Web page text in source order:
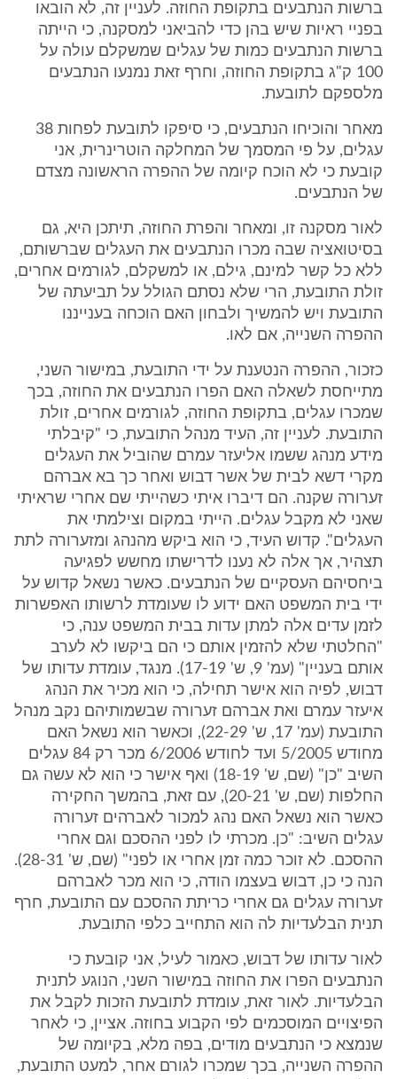
ברשות הנתבעים בתקופת החוזה. לעניין זה, לא הובאו
בפניי ראיות שיש בהן כדי להביאני למסקנה, כי הייתה
ברשות הנתבעים כמות של עגלים שמשקלם עולה על
100 ק"ג בתקופת החוזה, וחרף זאת נמנעו הנתבעים
מלספקם לתובעת.
מאחר והוכיחו הנתבעים, כי סיפקו לתובעת לפחות 38
עגלים, על פי המסמך של המחלקה הוטרינרית, אני
קובעת כי לא הוכח קיומה של ההפרה הראשונה מצדם
של הנתבעים.
לאור מסקנה זו, ומאחר והפרת החוזה, תיתכן היא, גם
בסיטואציה שבה מכרו הנתבעים את העגלים שברשותם,
ללא כל קשר למינם, גילם, או למשקלם, לגורמים אחרים,
זולת התובעת, הרי שלא נסתם הגולל על תביעתה של
התובעת ויש להמשיך ולבחון האם הוכחה בענייננו
ההפרה השנייה, אם לאו.
כזכור, ההפרה הנטענת על ידי התובעת, במישור השני,
מתייחסת לשאלה האם הפרו הנתבעים את החוזה, בכך
שמכרו עגלים, בתקופת החוזה, לגורמים אחרים, זולת
התובעת. לעניין זה, העיד מנהל התובעת, כי "קיבלתי
מידע מנהג ששמו אליעזר עמרם שהוביל את העגלים
מקרי דשא לבית של אשר דבוש ואחר כך בא אברהם
זערורה שקנה. הם דיברו איתי כשהייתי שם אחרי שראיתי
שאני לא מקבל עגלים. הייתי במקום וצילמתי את
העגלים". קדוש העיד, כי הוא ביקש מהנהג ומזערורה לתת
תצהיר, אך אלה לא נענו לדרישתו מחשש לפגיעה
ביחסיהם העסקיים של הנתבעים. כאשר נשאל קדוש על
ידי בית המשפט האם ידוע לו שעומדת לרשותו האפשרות
לזמן עדים אלה למתן עדות בבית המשפט ענה, כי
"החלטתי שלא להזמין אותם כי הם ביקשו לא לערב
אותם בעניין" (עמ' 9, ש' 17-19). מנגד, עומדת עדותו של
דבוש, לפיה הוא אישר תחילה, כי הוא מכיר את הנהג
איעזר עמרם ואת אברהם זערורה שבשמותיהם נקב מנהל
התובעת (עמ' 17, ש' 22-29), וכאשר הוא נשאל האם
מחודש 5/2005 ועד לחודש 6/2006 מכר רק 84 עגלים
השיב "כן" (שם, ש' 18-19) ואף אישר כי הוא לא עשה גם
החלפות (שם, ש' 20-21), עם זאת, בהמשך החקירה
כאשר הוא נשאל האם נהג למכור לאברהים זערורה
עגלים השיב: "כן. מכרתי לו לפני ההסכם וגם אחרי
ההסכם. לא זוכר כמה זמן אחרי או לפני" (שם, ש' 28-31).
הנה כי כן, דבוש בעצמו הודה, כי הוא מכר לאברהם
זערורה עגלים גם אחרי כריתת ההסכם עם התובעת, חרף
תנית הבלעדיות לה הוא התחייב כלפי התובעת.
לאור עדותו של דבוש, כאמור לעיל, אני קובעת כי
הנתבעים הפרו את החוזה במישור השני, הנוגע לתנית
הבלעדיות. לאור זאת, עומדת לתובעת הזכות לקבל את
הפיצויים המוסכמים לפי הקבוע בחוזה. אציין, כי לאחר
שנמצא כי הנתבעים מודים, בפה מלא, בקיומה של
ההפרה השנייה, בכך שמכרו לגורם אחר, למעט התובעת,